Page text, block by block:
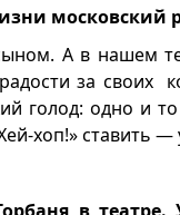
московский
А в нашем
за своих
голод: одно и
хоп!» ставить